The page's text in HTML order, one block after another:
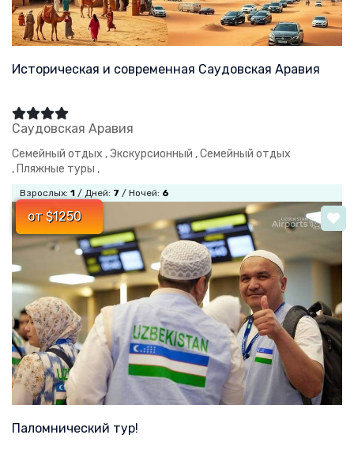
Историческая и современная Саудовская Аравия
Саудовская Аравия
Семейный отдых ,Экскурсионный ,Семейный отдых
, Пляжные туры ,
Взрослых: 1 / Дней: 7 / Ночей: 6
от $1250
Паломнический тур!